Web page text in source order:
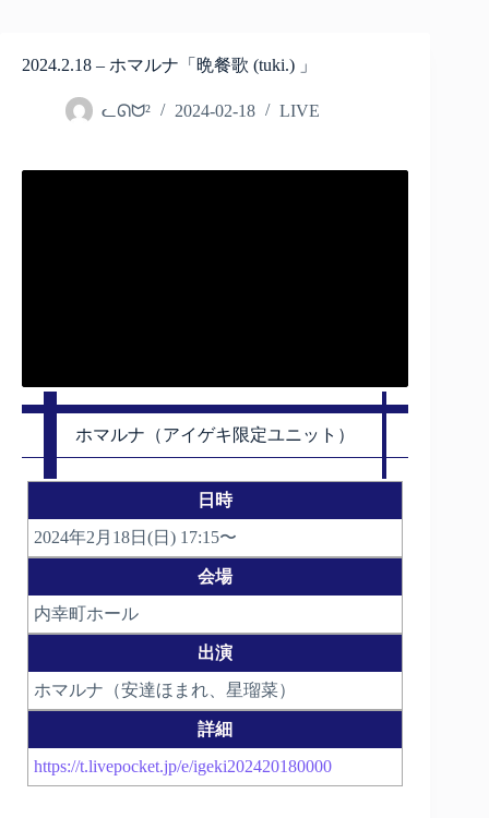
2024.2.18 – ホマルナ「晩餐歌 (tuki.) 」
ᓚᘏᗢ² 2024-02-18 LIVE
ホマルナ（アイゲキ限定ユニット）
日時
2024年2月18日(日) 17:15〜
会場
内幸町ホール
出演
ホマルナ（安達ほまれ、星瑠菜）
詳細
https://t.livepocket.jp/e/igeki202420180000